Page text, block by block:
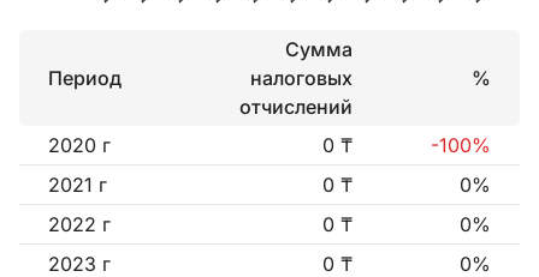
Период
Сумма
налоговых
отчислений
%
2020 г 0 ₸
-100%
2021 г
0 ₸
0%
2022 г
0 ₸
0%
2023 г
0 ₸
0%